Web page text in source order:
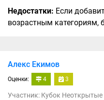
Недостатки: Если
возрастным категориям,
Алекс Екимов
Оценки: 4 3
Участник: Кубок